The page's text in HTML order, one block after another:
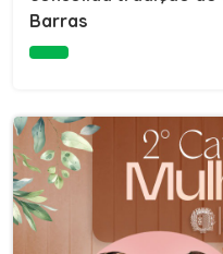
e do Instituto de
fundador da empresa
AQUI
Barras